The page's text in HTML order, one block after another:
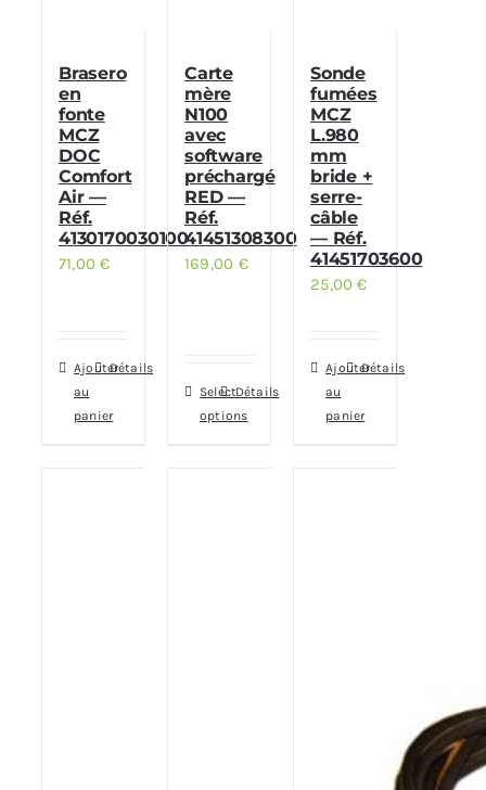
Brasero
en
fonte
MCZ
DOC
Comfort
Air —
Réf.
4130170030100
71,00€
Ajouter
au
panier
Détails
Carte
mère
N100
avec
software
préchargé
RED —
Réf.
41451308300
169,00 €
Select
options
Détails
Sonde
fumées
MCZ
L.980
mm
bride +
serre-
câble
— Réf.
41451703600
25,00€
Ajouter
au
panier
Détails